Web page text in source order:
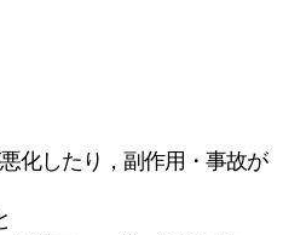
化したり，副作用・事故が